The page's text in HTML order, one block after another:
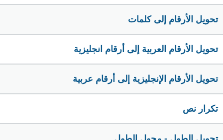
تحويل الأرقام إلى كلمات
تحويل الأرقام العربية إلى أرقام انجليزية
تحويل الأرقام الإنجليزية إلى أرقام عربية
تكرار نص